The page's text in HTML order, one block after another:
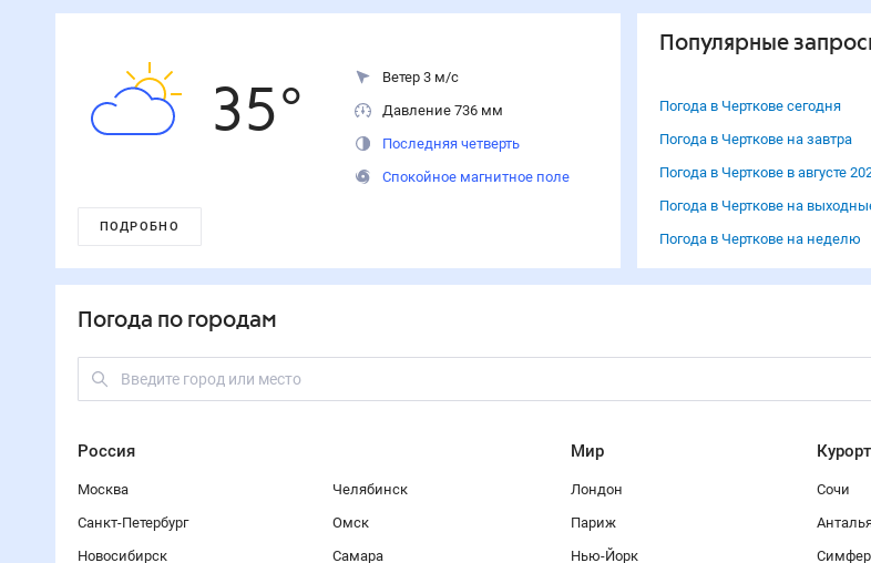
35°
Ветер 3 м/с
Давление 736 мм
Последняя четверть
Спокойное магнитное поле
ПОДРОБНО
Популярные
Погода в Черткове сегодня
Погода в Черткове на завтра
Погода в Черткове в августе
Погода в Черткове на
Погода в Черткове на неделю
Погода по городам
Россия
Москва
Санкт-Петербург
Новосибирск
Челябинск
Омск
Самара
Мир
Лондон
Париж
Нью-Йорк
Сочи